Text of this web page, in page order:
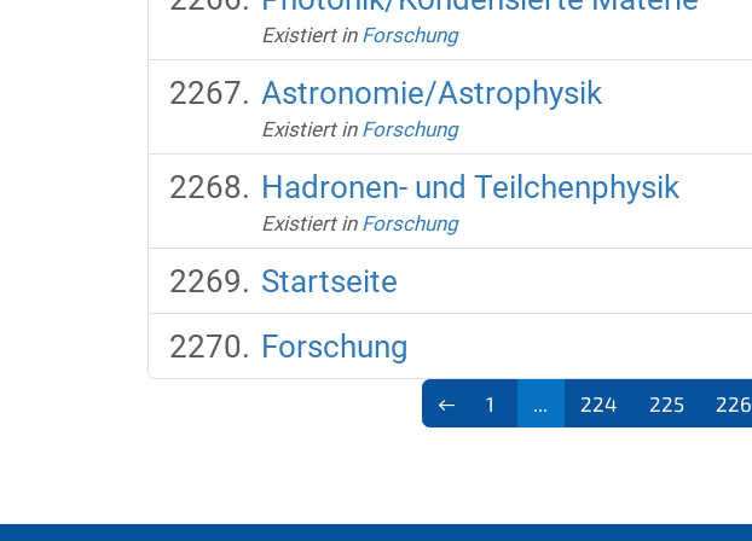
Existiert in Forschung
Astronomie/Astrophysik
Existiert in Forschung
Hadronen- und Teilchenphysik
Existiert in Forschung
Startseite
Forschung
1 224 225 226